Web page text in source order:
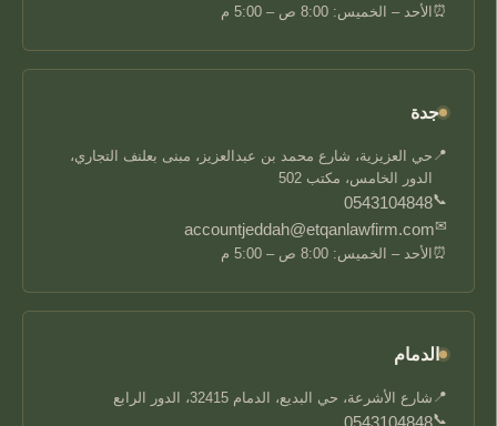
⏰ الأحد – الخميس: 8:00 ص – 5:00 م
جدة
📍 حي العزيزية، شارع محمد بن عبدالعزيز، مبنى بعلنف التجاري،
الدور الخامس، مكتب 502
📞
0543104848
✉
accountjeddah@etqanlawfirm.com
⏰ الأحد – الخميس: 8:00 ص – 5:00 م
الدمام
📍 شارع الأشرعة، حي البديع، الدمام 32415، الدور الرابع
📞
0543104848